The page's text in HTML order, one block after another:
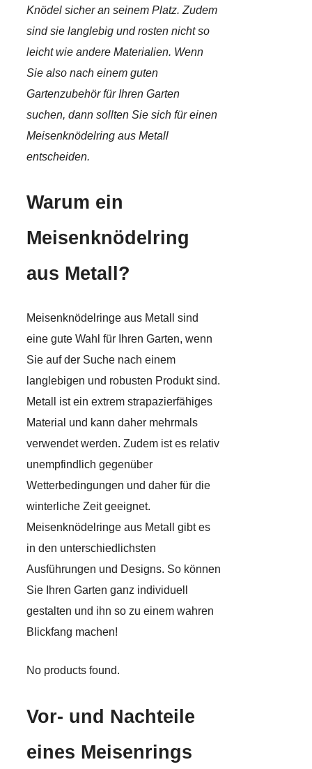
Knödel sicher an seinem Platz. Zudem
sind sie langlebig und rosten nicht so
leicht wie andere Materialien. Wenn
Sie also nach einem guten
Gartenzubehör für Ihren Garten
suchen, dann sollten Sie sich für einen
Meisenknödelring aus Metall
entscheiden.
Warum ein
Meisenknödelring
aus Metall?
Meisenknödelringe aus Metall sind
eine gute Wahl für Ihren Garten, wenn
Sie auf der Suche nach einem
langlebigen und robusten Produkt sind.
Metall ist ein extrem strapazierfähiges
Material und kann daher mehrmals
verwendet werden. Zudem ist es relativ
unempfindlich gegenüber
Wetterbedingungen und daher für die
winterliche Zeit geeignet.
Meisenknödelringe aus Metall gibt es
in den unterschiedlichsten
Ausführungen und Designs. So können
Sie Ihren Garten ganz individuell
gestalten und ihn so zu einem wahren
Blickfang machen!
No products found.
Vor- und Nachteile
eines Meisenrings